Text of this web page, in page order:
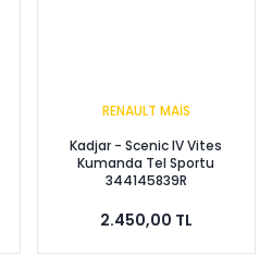
RENAULT MAİS
Kadjar - Scenic IV Vites
Kumanda Tel Sportu
344145839R
2.450,00 TL